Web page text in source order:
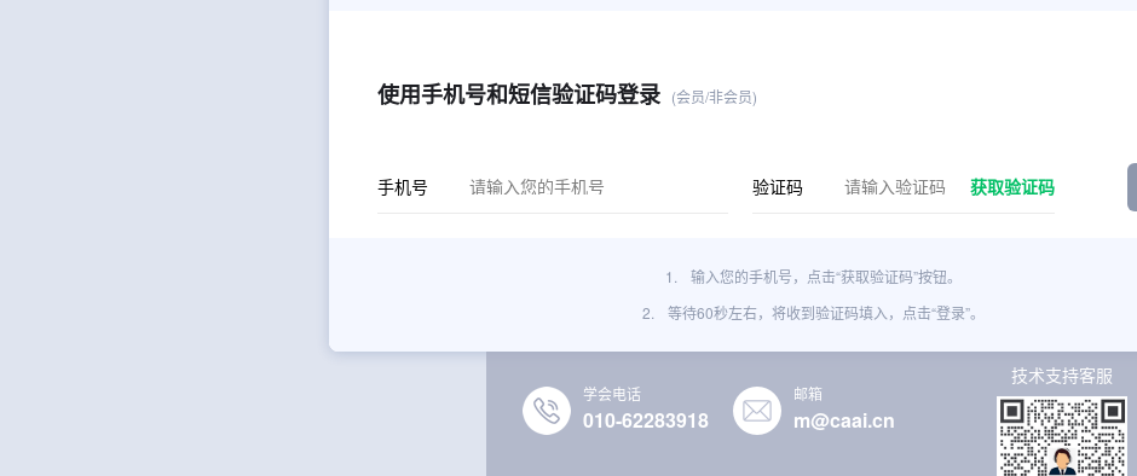
使用手机号和短信验证码登录 (会员/非会员)
手机号 验证码 获取验证码
1.
输入您的手机号，点击“获取验证码”按钮。
2.
等待60秒左右，将收到验证码填入，点击“登录”。
学会电话
010-62283918
邮箱
m@caai.cn
技术支持客服